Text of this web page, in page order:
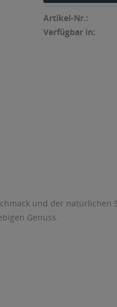
Artikel-Nr.:
Verfügbar in:
und der
Genuss.